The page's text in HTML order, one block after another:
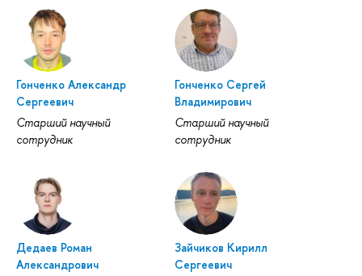
Гонченко Александр
Сергеевич
Старший научный
сотрудник
Гонченко Сергей
Владимирович
Старший научный
сотрудник
Дедаев Роман
Александрович
Зайчиков Кирилл
Сергеевич